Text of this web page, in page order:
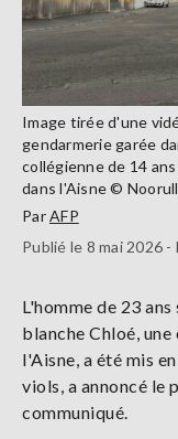
Image tirée d'une
gendarmerie garée
collégienne de 14
dans l'Aisne ©
ParAFP
Publié le 8 mai 2026
L'homme de 23
blanche Chloé,
l'Aisne, a été mis
viols, a annoncé le
communiqué.